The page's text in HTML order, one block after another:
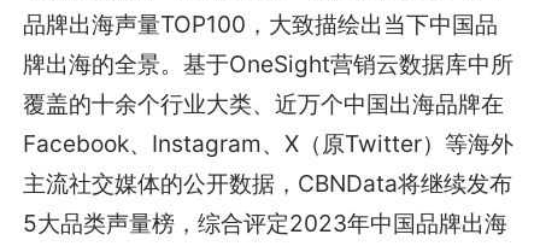
品牌出海声量TOP100 ，大致描绘出当下中国品
牌出海的全景。基于OneSight营销云数据库中所
覆盖的十余个行业大类、近万个中国出海品牌在
Facebook、Instagram、X（原Twitter）等海外
主流社交媒体的公开数据，CBNData将继续发布
5大品类声量榜，综合评定2023年中国品牌出海